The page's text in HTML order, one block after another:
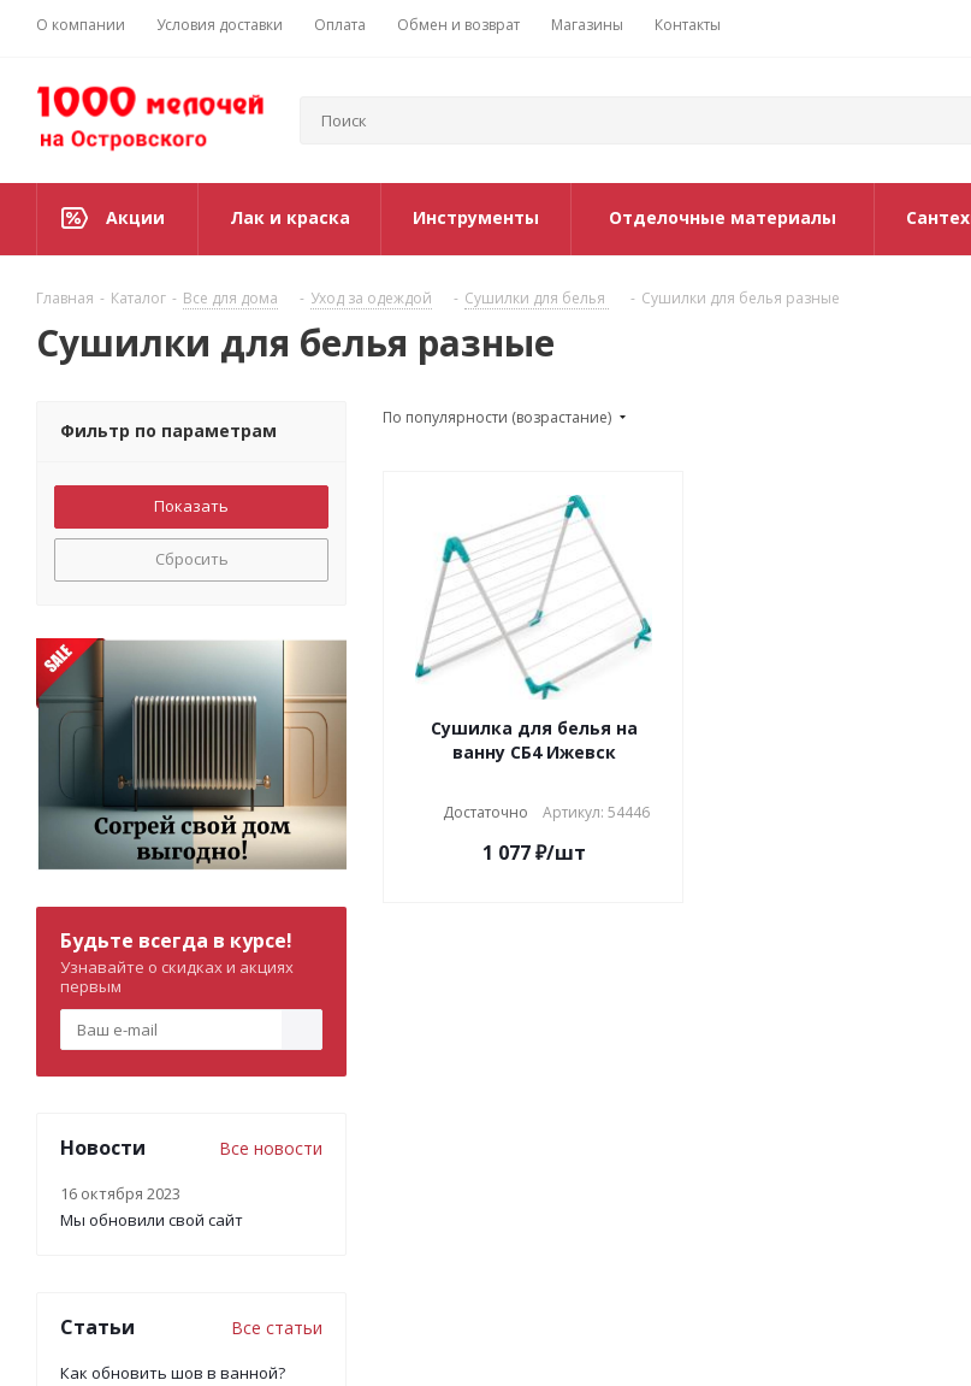
О компании Условия доставки Оплата Обмен и возврат Магазины Контакты
Акции Лак и краска Инструменты Отделочные материалы
Главная - Каталог - Все для дома - Уход за одеждой - Сушилки для белья - Сушилки для белья разные
Сушилки для белья разные
По популярности (возрастание)
Сушилка для белья на
ванну СБ4 Ижевск
Достаточно Артикул: 54446
1 077₽/шт
Фильтр по параметрам
Сбросить
Будьте всегда в курсе!
Узнавайте о скидках и акциях
первым
Новости Все новости
16 октября 2023
Мы обновили свой сайт
Статьи Все статьи
Как обновить шов в ванной?